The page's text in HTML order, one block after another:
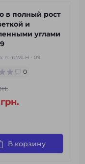
в полный рост
и
углами
m-r#MLH - 09
0
В корзину